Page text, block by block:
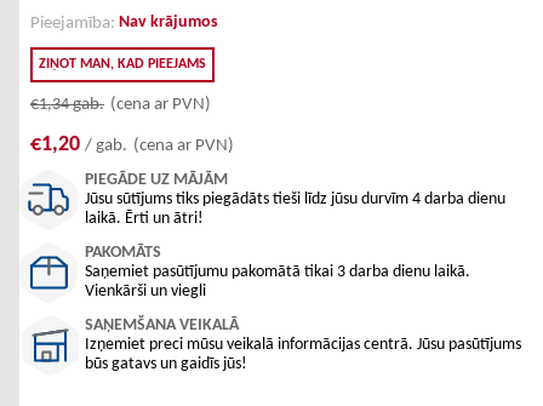
Pieejamība: Nav krājumos
ZIŅOT MAN, KAD PIEEJAMS
€1,34gab. (cena ar PVN)
€1,20 / gab. (cena ar PVN)
PIEGĀDE UZ MĀJĀM
Jūsu sūtījums tiks piegādāts tieši līdz jūsu durvīm 4 darba dienu
laikā. Ērti un ātri!
PAKOMĀTS
Saņemiet pasūtījumu pakomātā tikai 3 darba dienu laikā.
Vienkārši un viegli
SAŅEMŠANA VEIKALĀ
Izņemiet preci mūsu veikalā informācijas centrā. Jūsu pasūtījums
būs gatavs un gaidīs jūs!